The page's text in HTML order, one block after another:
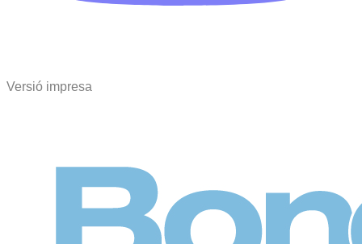
Versió impresa